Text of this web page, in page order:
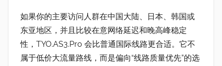
如果你的主要访问人群在中国大陆、日本、韩国或
东亚地区，并且比较在意网络延迟和晚高峰稳定
性，TYO.AS3.Pro 会比普通国际线路更合适。它不
属于低价大流量路线，而是偏向“线路质量优先”的选